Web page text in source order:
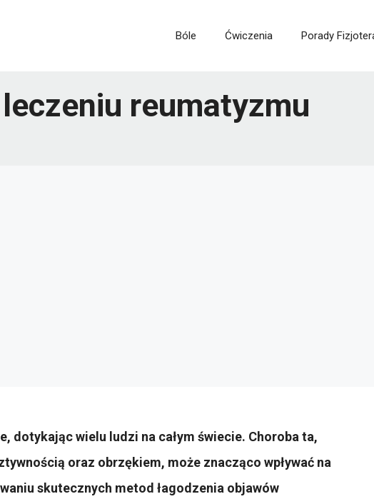
Bóle Ćwiczenia Porady
reumatyzmu
dotykając wielu ludzi na całym świecie. Choroba ta,
oraz obrzękiem, może znacząco wpływać na
skutecznych metod łagodzenia objawów